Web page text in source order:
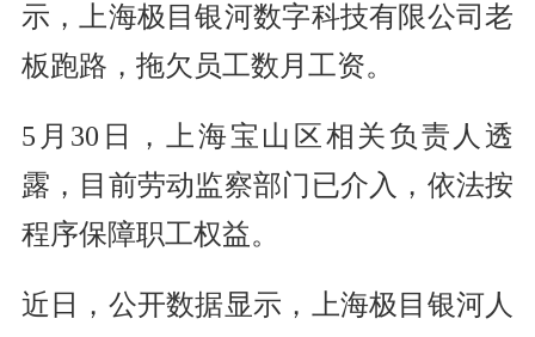
示，上海极目银河数字科技有限公司老
板跑路，拖欠员工数月工资。
5月30日，上海宝山区相关负责人透
露，目前劳动监察部门已介入，依法按
程序保障职工权益。
近日，公开数据显示，上海极目银河人